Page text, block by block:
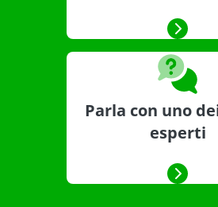
Parla con uno
esperti